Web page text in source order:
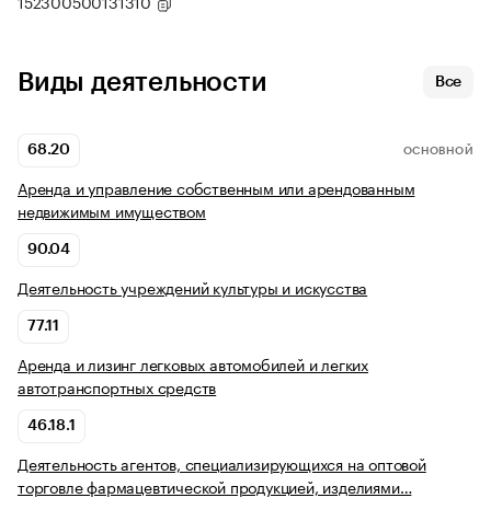
Виды деятельности Все
68.20 ОСНОВНОЙ
Аренда и управление собственным или арендованным
недвижимым имуществом
90.04
Деятельность учреждений культуры и искусства
77.11
Аренда и лизинг легковых автомобилей и легких
автотранспортных средств
46.18.1
Деятельность агентов, специализирующихся на оптовой
торговле фармацевтической продукцией, изделиями…